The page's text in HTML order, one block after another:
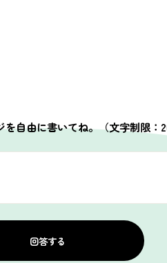
ます。
るコメントも、許可をいただい
を自由に書いてね。（文字制限：